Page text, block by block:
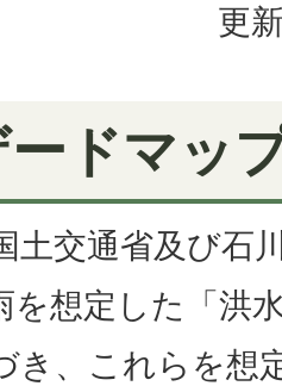
更
ドマッ
土交通省及び石
を想定した「洪
き、これらを